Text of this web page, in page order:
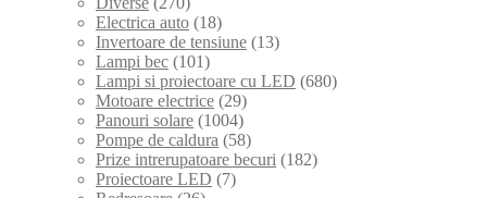
Electrica auto (18)
Invertoare de tensiune (13)
Lampi bec (101)
Lampi si proiectoare cu LED (680)
Motoare electrice (29)
Panouri solare (1004)
Pompe de caldura (58)
Prize intrerupatoare becuri (182)
Proiectoare LED (7)